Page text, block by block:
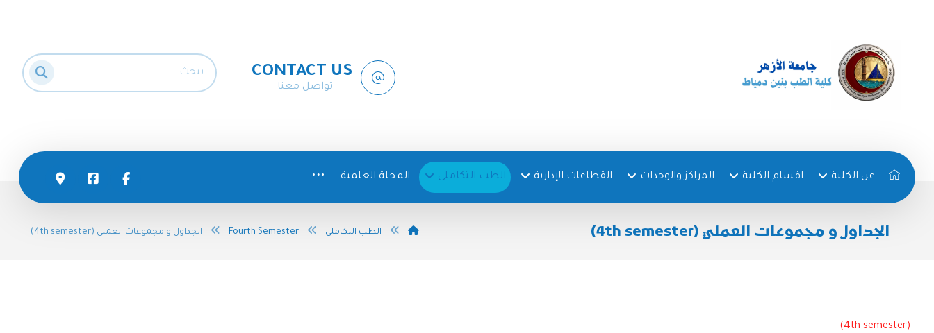
CONTACT US
تواصل معنا
عن الكلية اقسام الكلية المراكز والوحدات القطاعات الإدارية الطب التكاملي المجلة العلمية
الجداول و مجموعات العملي (4th semester) الطب التكاملي Fourth Semester الجداول و مجموعات العملي (4th semester)
(4th semester)